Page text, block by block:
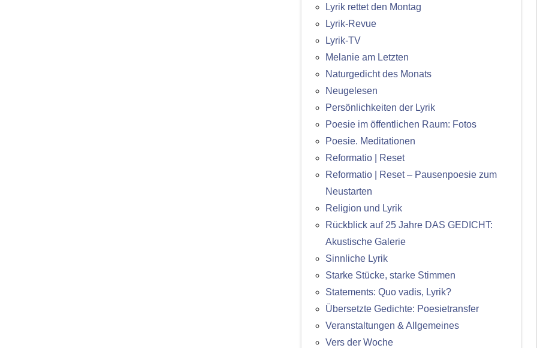
Lyrik rettet den Montag
Lyrik-Revue
Lyrik-TV
Melanie am Letzten
Naturgedicht des Monats
Neugelesen
Persönlichkeiten der Lyrik
Poesie im öffentlichen Raum: Fotos
Poesie. Meditationen
Reformatio | Reset
Reformatio | Reset – Pausenpoesie zum
Neustarten
Religion und Lyrik
Rückblick auf 25 Jahre DAS GEDICHT:
Akustische Galerie
Sinnliche Lyrik
Starke Stücke, starke Stimmen
Statements: Quo vadis, Lyrik?
Übersetzte Gedichte: Poesietransfer
Veranstaltungen & Allgemeines
Vers der Woche